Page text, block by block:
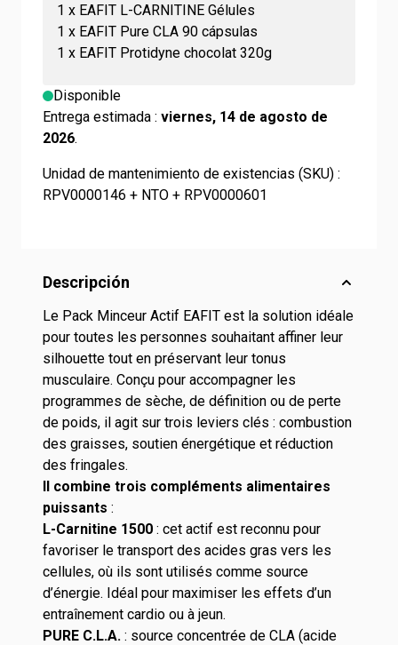
1 x EAFIT L-CARNITINE Gélules
1 x EAFIT Pure CLA 90 cápsulas
1 x EAFIT Protidyne chocolat 320g
Disponible
Entrega estimada : viernes, 14 de agosto de
2026.
Unidad de mantenimiento de existencias (SKU) :
RPV0000146 + NTO + RPV0000601
Descripción
Le Pack Minceur Actif EAFIT est la solution idéale
pour toutes les personnes souhaitant affiner leur
silhouette tout en préservant leur tonus
musculaire. Conçu pour accompagner les
programmes de sèche, de définition ou de perte
de poids, il agit sur trois leviers clés : combustion
des graisses, soutien énergétique et réduction
des fringales.
Il combine trois compléments alimentaires
puissants :
L-Carnitine 1500 : cet actif est reconnu pour
favoriser le transport des acides gras vers les
cellules, où ils sont utilisés comme source
d’énergie. Idéal pour maximiser les effets d’un
entraînement cardio ou à jeun.
PURE C.L.A. : source concentrée de CLA (acide